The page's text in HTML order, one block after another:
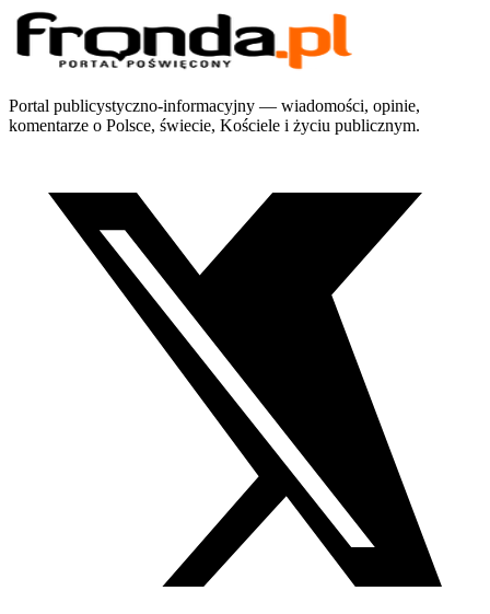
Portal publicystyczno-informacyjny — wiadomości, opinie,
komentarze o Polsce, świecie, Kościele i życiu publicznym.